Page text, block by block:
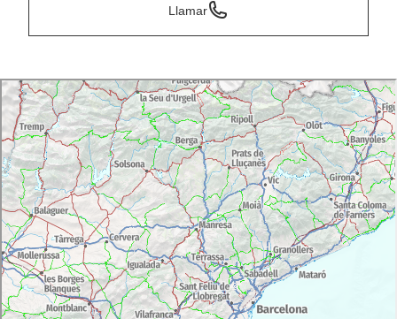
Llamar